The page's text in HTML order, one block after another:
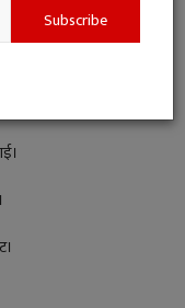
Subscribe
सावरकर को
से बाहर कर दिया गया है,
?